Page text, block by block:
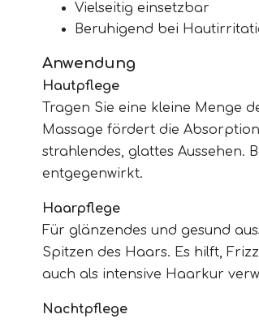
Vielseitig einsetzbar
Beruhigend bei
Anwendung
Hautpflege
Tragen Sie eine kleine Menge
Massage fördert die
strahlendes, glattes
entgegenwirkt.
Haarpflege
Für glänzendes und gesund
Spitzen des Haars. Es hilft,
auch als intensive Haarkur
Nachtpflege